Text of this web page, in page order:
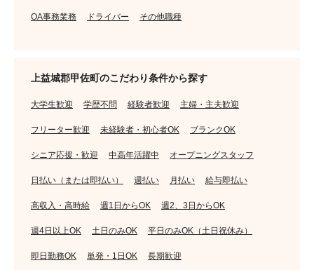
OA事務業務 ドライバー その他職種
上益城郡甲佐町のこだわり条件から探す
大学生歓迎 学歴不問 経験者歓迎 主婦・主夫歓迎
フリーター歓迎 未経験者・初心者OK ブランクOK
シニア応援・歓迎 中高年活躍中 オープニングスタッフ
日払い（または即払い） 週払い 月払い 給与即払い
高収入・高時給 週1日からOK 週2、3日からOK
週4日以上OK 土日のみOK 平日のみOK（土日祝休み）
即日勤務OK 単発・1日OK 長期歓迎